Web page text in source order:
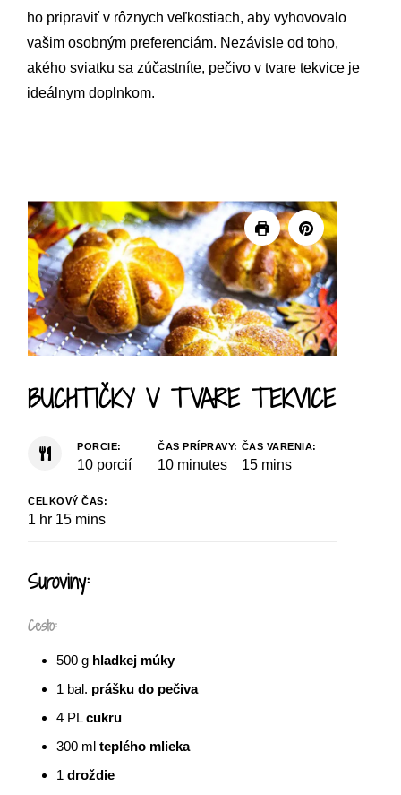
ho pripraviť v rôznych veľkostiach, aby vyhovovalo
vašim osobným preferenciám. Nezávisle od toho,
akého sviatku sa zúčastníte, pečivo v tvare tekvice je
ideálnym doplnkom.
BUCHTIČKY V TVARE TEKVICE
PORCIE:
10 porcií
ČAS PRÍPRAVY:
10 minutes
ČAS VARENIA:
15 mins
CELKOVÝ ČAS:
1 hr 15 mins
Suroviny:
Cesto:
500 g hladkej múky
1 bal. prášku do pečiva
4 PL cukru
300 ml teplého mlieka
1 droždie